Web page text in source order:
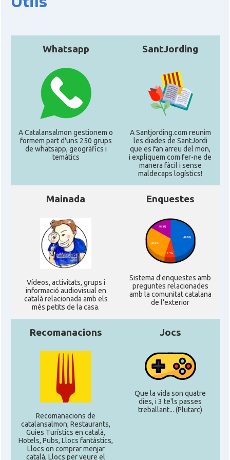
Casal
Casal Les Quatres Barres Castelar
Delegació
Consolat Consolat general a Bahía Blanca
Consolat Consolat general a Mendoza
Consolat
Ambaixada Ambaixada espanyola a Argentina
* + ambaixades i consolats
Whatsapp
A Catalansalmon gestionem o
formem part d'uns 250 grups
de whatsapp, geogràfics i
temàtics
SantJording
A Santjording.com reunim
les diades de SantJordi
que es fan arreu del mon,
i expliquem com fer-ne de
manera fàcil i sense
maldecaps logí­stics!
Mainada
Ví­deos, activitats, grups i
informació audiovisual en
català relacionada amb els
més petits de la casa.
Enquestes
Sistema d'enquestes amb
preguntes relacionades
amb la comunitat catalana
de l'exterior
Recomanacions
Recomanacions de
catalansalmon; Restaurants,
Guies Turístics en català,
Hotels, Pubs, Llocs fantàstics,
Llocs on comprar menjar
català, Llocs per veure el
Jocs
Que la vida son quatre
dies, i 3 te'ls passes
treballant... (Plutarc)